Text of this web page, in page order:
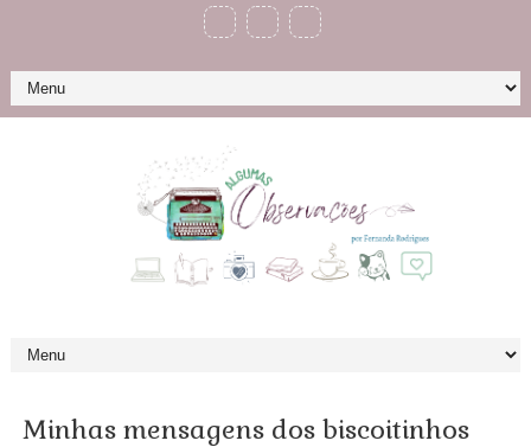
Minhas mensagens dos biscoitinhos